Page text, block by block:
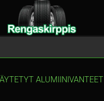
ALUMIINIVANTEET